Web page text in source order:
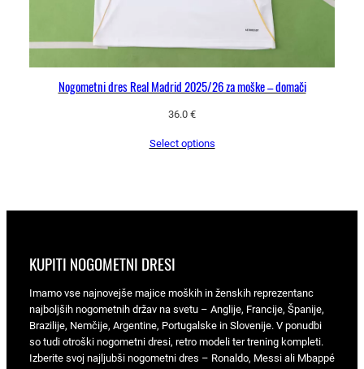
Nogometni dres Real Madrid 2025/26 za moške – domači
36.0 €
Select options
KUPITI NOGOMETNI DRESI
Imamo vse najnovejše majice moških in ženskih reprezentanc
najboljših nogometnih držav na svetu – Anglije, Francije, Španije,
Brazilije, Nemčije, Argentine, Portugalske in Slovenije. V ponudbi
so tudi otroški nogometni dresi, retro modeli ter trening kompleti.
Izberite svoj najljubši nogometni dres – Ronaldo, Messi ali Mbappé